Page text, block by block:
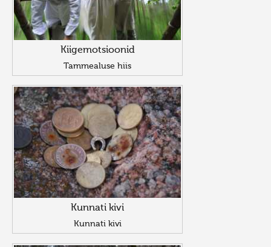
Kiigemotsioonid
Tammealuse hiis
Kunnati kivi
Kunnati kivi